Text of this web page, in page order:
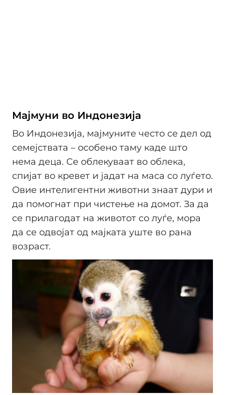
Мајмуни во Индонезија
Во Индонезија, мајмуните често се дел од
семејствата – особено таму каде што
нема деца. Се облекуваат во облека,
спијат во кревет и јадат на маса со луѓето.
Овие интелигентни животни знаат дури и
да помогнат при чистење на домот. За да
се прилагодат на животот со луѓе, мора
да се одвојат од мајката уште во рана
возраст.